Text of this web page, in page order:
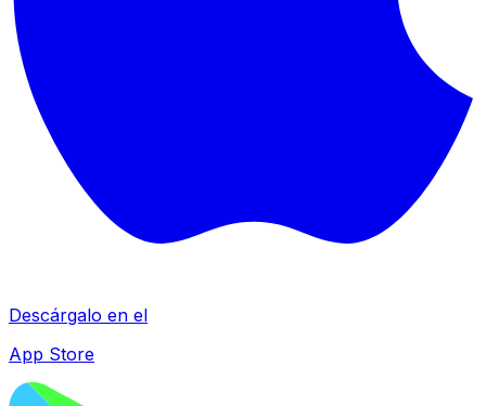
Descárgalo en el
App Store